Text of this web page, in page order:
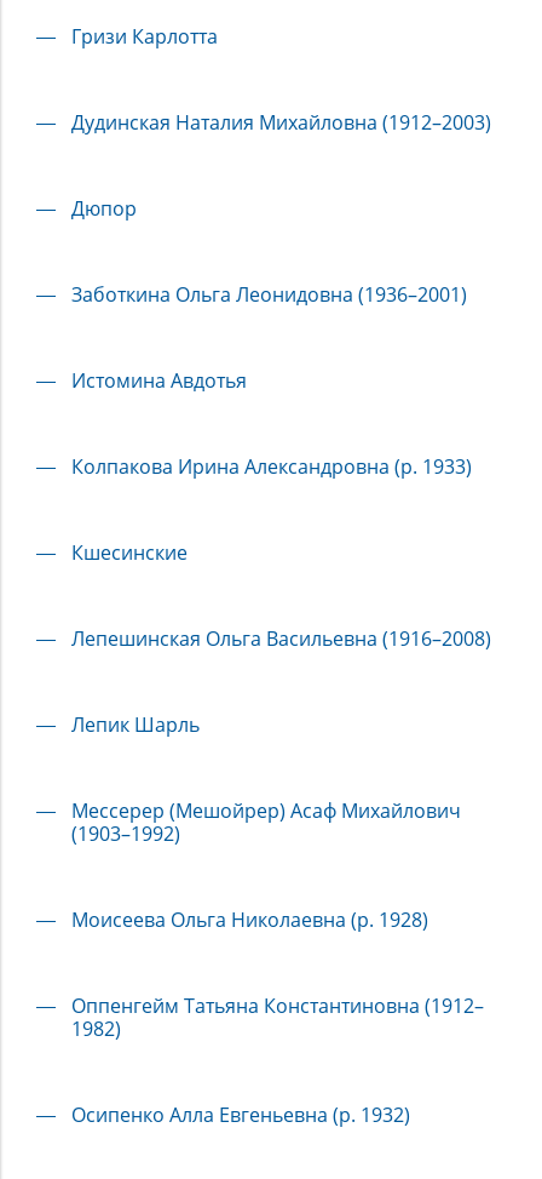
Гризи Карлотта
Дудинская Наталия Михайловна (1912–2003)
Дюпор
Заботкина Ольга Леонидовна (1936–2001)
Истомина Авдотья
Колпакова Ирина Александровна (р. 1933)
Кшесинские
Лепешинская Ольга Васильевна (1916–2008)
Лепик Шарль
Мессерер (Мешойрер) Асаф Михайлович
(1903–1992)
Моисеева Ольга Николаевна (р. 1928)
Оппенгейм Татьяна Константиновна (1912–
1982)
Осипенко Алла Евгеньевна (р. 1932)